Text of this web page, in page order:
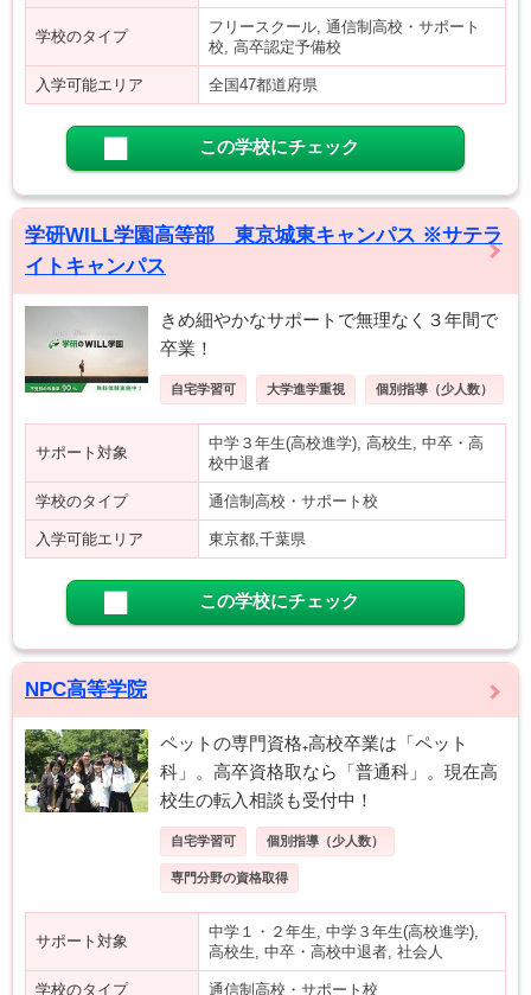
学校のタイプ
フリースクール, 通信制高校・サポート
校, 高卒認定予備校
入学可能エリア 全国47都道府県
この学校にチェック
学研WILL学園高等部 東京城東キャンパス ※サテラ
イトキャンパス
きめ細やかなサポートで無理なく３年間で
卒業！
自宅学習可 大学進学重視 個別指導（少人数）
サポート対象
中学３年生(高校進学), 高校生, 中卒・高
校中退者
学校のタイプ 通信制高校・サポート校
入学可能エリア 東京都,千葉県
この学校にチェック
NPC高等学院
ペットの専門資格₊高校卒業は「ペット
科」。高卒資格取なら「普通科」。現在高
校生の転入相談も受付中！
自宅学習可 個別指導（少人数）
専門分野の資格取得
サポート対象
中学１・２年生, 中学３年生(高校進学),
高校生, 中卒・高校中退者, 社会人
学校のタイプ 通信制高校・サポート校